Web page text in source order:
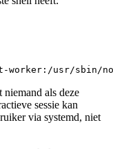
worker :/usr/sbin/
niemand als deze
sessie kan
via systemd, niet